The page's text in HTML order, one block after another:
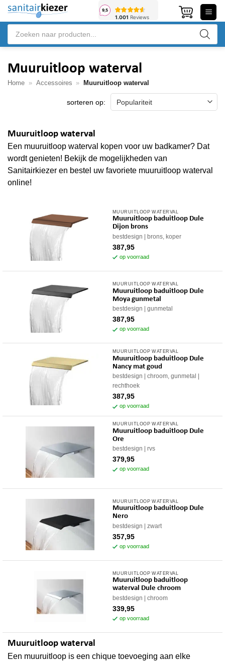
Ga
inhoud
Producten
zoeken
Muuruitloop waterval
Home » Accessoires » Muuruitloop waterval
Muuruitloop waterval
Een muuruitloop waterval kopen voor uw badkamer? Dat
wordt genieten! Bekijk de mogelijkheden van
Sanitairkiezer en bestel uw favoriete muuruitloop waterval
online!
MUURUITLOOP WATERVAL
Muuruitloop baduitloop Dule
Dijon brons
bestdesign brons, koper
387,95
op voorraad
MUURUITLOOP WATERVAL
Muuruitloop baduitloop Dule
Moya gunmetal
bestdesign gunmetal
387,95
op voorraad
MUURUITLOOP WATERVAL
Muuruitloop baduitloop Dule
Nancy mat goud
bestdesign
chroom, gunmetal
rechthoek
387,95
op voorraad
MUURUITLOOP WATERVAL
Muuruitloop baduitloop Dule
Ore
bestdesign rvs
379,95
op voorraad
MUURUITLOOP WATERVAL
Muuruitloop baduitloop Dule
Nero
bestdesign zwart
357,95
op voorraad
MUURUITLOOP WATERVAL
Muuruitloop baduitloop
waterval Dule chroom
bestdesign chroom
339,95
op voorraad
Muuruitloop waterval
Een muuruitloop is een chique toevoeging aan elke